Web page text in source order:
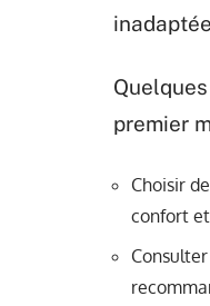
premier
Choisir
confort